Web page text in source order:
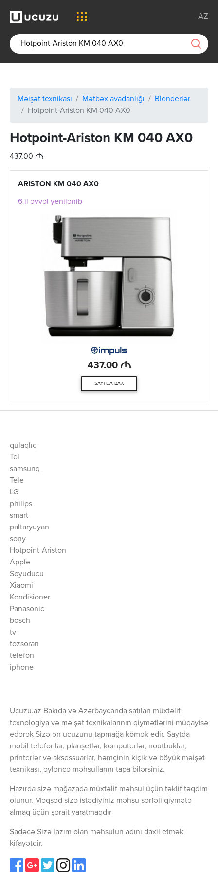
AZ
Məişət texnikası Mətbəx avadanlığı
Blenderlər
Hotpoint-Ariston KM 040 AX0
Hotpoint-Ariston KM 040 AX0
437.00 M
ARISTON KM 040 AX0
6 il əvvəl yenilənib
437.00 M
SAYTDA BAX
qulaqlıq
Tel
samsung
Tele
LG
philips
smart
paltaryuyan
sony
Hotpoint-Ariston
Apple
Soyuducu
Xiaomi
Kondisioner
Panasonic
bosch
tv
tozsoran
telefon
iphone
Ucuzu.az Bakıda və Azərbaycanda satılan müxtəlif
texnologiya və məişət texnikalarının qiymətlərini müqayisə
edərək Sizə ən ucuzunu tapmağa kömək edir. Saytda
mobil telefonlar, planşetlər, komputerlər, noutbuklar,
printerlər və aksessuarlar, həmçinin kiçik və böyük məişət
texnikası, əyləncə məhsullarını tapa bilərsiniz.
Hazırda sizə mağazada müxtəlif məhsul üçün təklif təqdim
olunur. Məqsəd sizə istədiyiniz məhsu sərfəli qiymətə
almaq üçün şərait yaratmaqdır
Sadəcə Sizə lazım olan məhsulun adını daxil etmək
kifayətdir.